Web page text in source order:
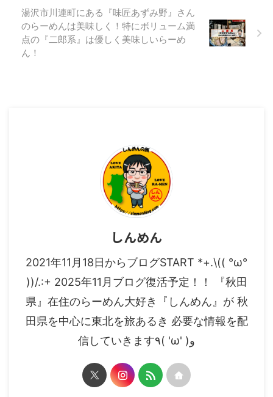
さんです！ 麺屋とんぼ庵さんの
外観 麺屋とんぼ庵さんの場所 麺
屋とんぼ庵さんは、明田地下 ...
湯沢市川連町にある『味匠あずみ野』さん
のらーめんは美味しく！特にボリューム満
点の『二郎系』は優しく美味しいらーめ
ん！
しんめん
2021年11月18日からブログSTART *+.\(( °ω°
))/.:+ 2025年11月ブログ復活予定！！ 『秋田
県』在住のらーめん大好き『しんめん』が 秋
田県を中心に東北を旅あるき 必要な情報を配
信していきます٩( 'ω' )و